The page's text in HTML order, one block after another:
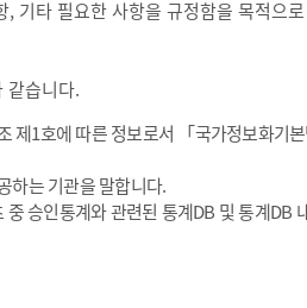
기타 필요한 사항을 규정함을 목적으
같습니다.
제1호에 따른 정보로서 「국가정보화기
하는 기관을 말합니다.
승인통계와 관련된 통계DB 및 통계